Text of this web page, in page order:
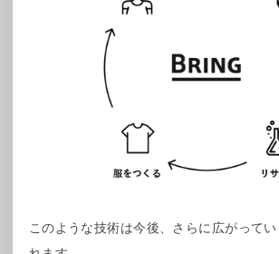
このような技術は今後、さらに広がって